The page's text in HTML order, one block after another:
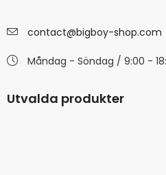
contact@bigboy-shop.com
Måndag - Söndag / 9:00 -
Utvalda produkter